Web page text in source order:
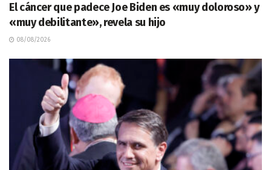
El cáncer que padece Joe Biden es «muy doloroso» y
«muy debilitante», revela su hijo
08/08/2026